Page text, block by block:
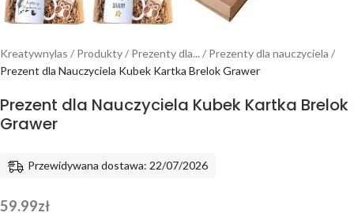
Kreatywnylas / Produkty/ Prezenty dla... / Prezenty dla nauczyciela /
Prezent dla Nauczyciela Kubek Kartka Brelok Grawer
Prezent dla Nauczyciela Kubek Kartka Brelok
Grawer
Przewidywana dostawa: 22/07/2026
59.99zł